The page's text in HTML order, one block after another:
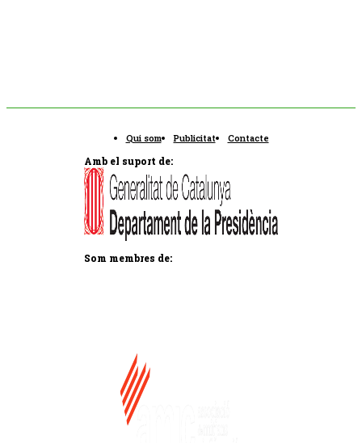
Qui som Publicitat Contacte
Amb el suport de:
Som membres de: